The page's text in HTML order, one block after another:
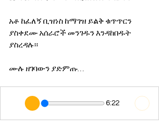
አቶ ከፈለኝ ቢዝነስ ከማገዝ ይልቅ ቁጥጥርን
ያስቀደሙ አሰራሮች መንገዱን እንዳከበዱት
ያስረዳሉ፡፡
ሙሉ ዘገባውን ያድምጡ…
6:22